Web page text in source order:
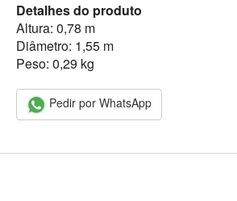
Detalhes do produto
Altura: 0,78 m
Diâmetro: 1,55 m
Peso: 0,29 kg
Pedir por WhatsApp